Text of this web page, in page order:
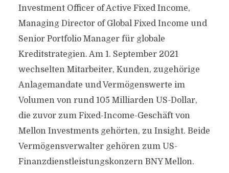
Investment Officer of Active Fixed Income,
Managing Director of Global Fixed Income und
Senior Portfolio Manager für globale
Kreditstrategien. Am 1. September 2021
wechselten Mitarbeiter, Kunden, zugehörige
Anlagemandate und Vermögenswerte im
Volumen von rund 105 Milliarden US-Dollar,
die zuvor zum Fixed-Income-Geschäft von
Mellon Investments gehörten, zu Insight. Beide
Vermögensverwalter gehören zum US-
Finanzdienstleistungskonzern BNY Mellon.